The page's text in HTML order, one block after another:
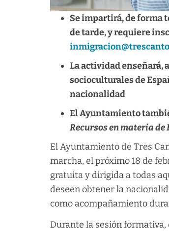
Se impartirá, de forma
de tarde, y requiere
La actividad enseñará,
socioculturales de
nacionalidad
El Ayuntamiento
Recursos en materia
El Ayuntamiento de Tres
marcha, el próximo 18 de
gratuita y dirigida a todas
deseen obtener la
como acompañamiento
Durante la sesión